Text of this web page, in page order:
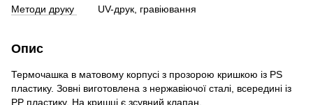
Методи друку
UV-друк, гравіювання
Опис
Термочашка в матовому корпусі з прозорою кришкою із PS
пластику. Зовні виготовлена ​​з нержавіючої сталі, всередині із
PP пластику. На кришці є зсувний клапан.